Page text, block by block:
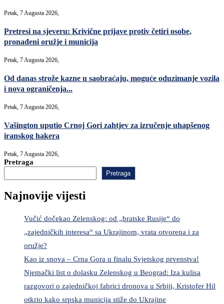
Petak, 7 Augusta 2026,
Pretresi na sjeveru: Krivične prijave protiv četiri osobe,
pronađeni oružje i municija
Petak, 7 Augusta 2026,
Od danas strože kazne u saobraćaju, moguće oduzimanje vozila
i nova ograničenja...
Petak, 7 Augusta 2026,
Vašington uputio Crnoj Gori zahtjev za izručenje uhapšenog
iranskog hakera
Petak, 7 Augusta 2026,
Pretraga
Pretraga
Najnovije vijesti
Vučić dočekao Zelenskog: od „bratske Rusije“ do
„zajedničkih interesa“ sa Ukrajinom, vrata otvorena i za
oružje?
Kao iz snova – Crna Gora u finalu Svjetskog prvenstva!
Njemački list o dolasku Zelenskog u Beograd: Iza kulisa
razgovori o zajedničkoj fabrici dronova u Srbiji, Kristofer Hil
otkrio kako srpska municija stiže do Ukrajine